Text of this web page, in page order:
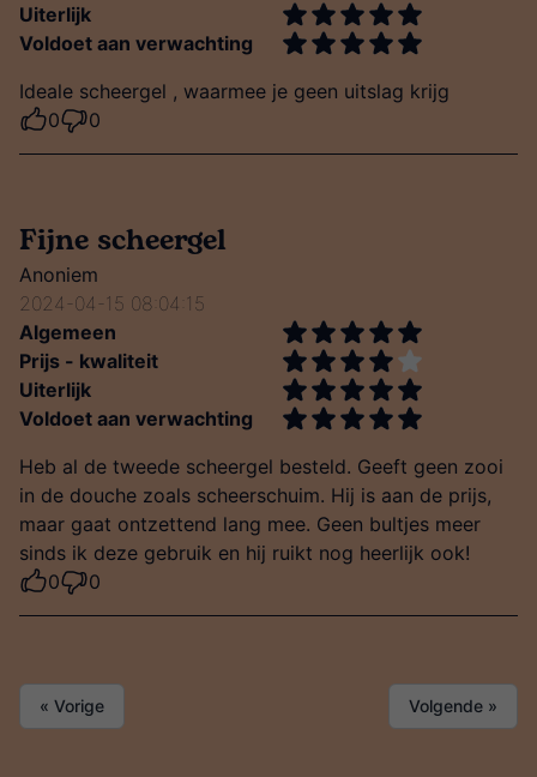
Uiterlijk
Voldoet aan verwachting
Ideale scheergel , waarmee je geen uitslag krijg
0
0
Fijne scheergel
Anoniem
2024-04-15 08:04:15
Algemeen
Prijs - kwaliteit
Uiterlijk
Voldoet aan verwachting
Heb al de tweede scheergel besteld. Geeft geen zooi
in de douche zoals scheerschuim. Hij is aan de prijs,
maar gaat ontzettend lang mee. Geen bultjes meer
sinds ik deze gebruik en hij ruikt nog heerlijk ook!
0
0
« Vorige Volgende »